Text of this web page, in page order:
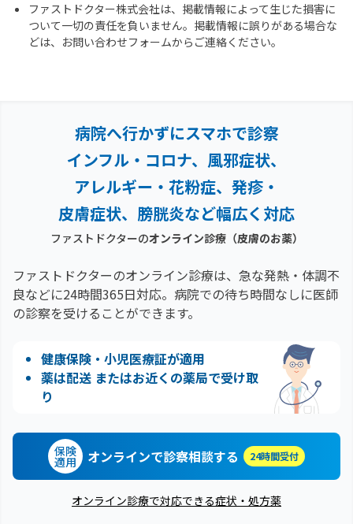
ファストドクター株式会社は、掲載情報によって生じた損害に
ついて一切の責任を負いません。掲載情報に誤りがある場合な
どは、お問い合わせフォームからご連絡ください。
病院へ行かずにスマホで診察
インフル・コロナ、風邪症状、
アレルギー・花粉症、 発疹・
皮膚症状、膀胱炎など幅広く対応
ファストドクターのオンライン診療（皮膚のお薬）
ファストドクターのオンライン診療は、急な発熱・体調不
良などに24時間365日対応。 病院での待ち時間なしに医師
の診察を受けることができます。
健康保険・小児医療証が適用
薬は配送 またはお近くの薬局で受け取
り
保険
適用 オンラインで診察相談する 24時間受付
オンライン診療で対応できる症状・処方薬